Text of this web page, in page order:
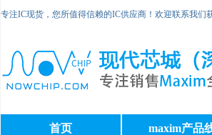
专注IC现货，您所值得信赖的IC供应商！欢迎联系我们
首页 maxim产品